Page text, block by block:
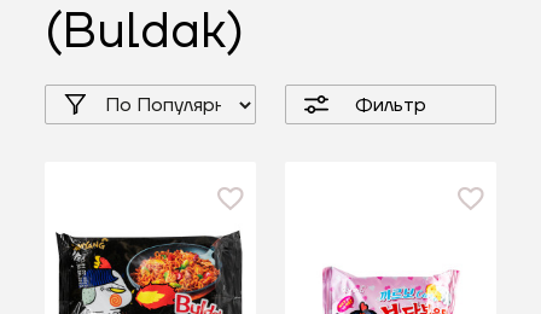
(Buldak)
Фильтр